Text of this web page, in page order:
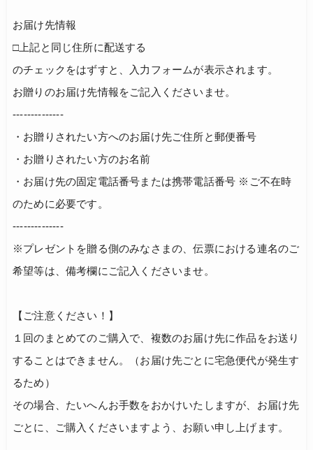
お届け先情報
□上記と同じ住所に配送する
のチェックをはずすと、入力フォームが表示されます。
お贈りのお届け先情報をご記入くださいませ。
--------------
・お贈りされたい方へのお届け先ご住所と郵便番号
・お贈りされたい方のお名前
・お届け先の固定電話番号または携帯電話番号 ※ご不在時
のために必要です。
--------------
※プレゼントを贈る側のみなさまの、伝票における連名のご
希望等は、備考欄にご記入くださいませ。
【ご注意ください！】
１回のまとめてのご購入で、複数のお届け先に作品をお送り
することはできません。（お届け先ごとに宅急便代が発生す
るため）
その場合、たいへんお手数をおかけいたしますが、お届け先
ごとに、ご購入くださいますよう、お願い申し上げます。